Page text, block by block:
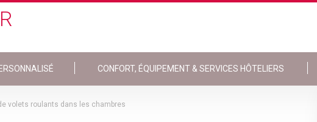
CONFORT, ÉQUIPEMENT & SERVICES HÔTELIERS
volets roulants dans les chambres